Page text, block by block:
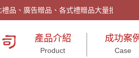
品、廣告贈品、各式禮贈品大量批發與
產品介紹
Product
成功案例
Case